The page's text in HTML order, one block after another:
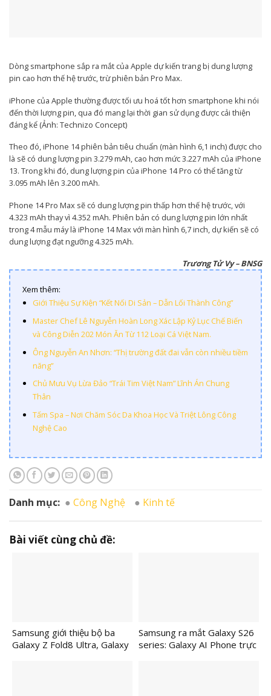
Dòng smartphone sắp ra mắt của Apple dự kiến trang bị dung lượng
pin cao hơn thế hệ trước, trừ phiên bản Pro Max.
iPhone của Apple thường được tối ưu hoá tốt hơn smartphone khi nói
đến thời lượng pin, qua đó mang lại thời gian sử dụng được cải thiện
đáng kể (Ảnh: Technizo Concept)
Theo đó, iPhone 14 phiên bản tiêu chuẩn (màn hình 6,1 inch) được cho
là sẽ có dung lượng pin 3.279 mAh, cao hơn mức 3.227 mAh của iPhone
13. Trong khi đó, dung lượng pin của iPhone 14 Pro có thể tăng từ
3.095 mAh lên 3.200 mAh.
Phone 14 Pro Max sẽ có dung lượng pin thấp hơn thế hệ trước, với
4.323 mAh thay vì 4.352 mAh. Phiên bản có dung lượng pin lớn nhất
trong 4 mẫu máy là iPhone 14 Max với màn hình 6,7 inch, dự kiến sẽ có
dung lượng đạt ngưỡng 4.325 mAh.
Trương Tử Vy – BNSG
Xem thêm:
Giới Thiệu Sự Kiện “Kết Nối Di Sản – Dẫn Lối Thành Công”
Master Chef Lê Nguyễn Hoàn Long Xác Lập Kỷ Lục Chế Biến
và Công Diễn 202 Món Ăn Từ 112 Loại Cá Việt Nam.
Ông Nguyễn An Nhơn: “Thị trường đất đai vẫn còn nhiều tiềm
năng”
Chủ Mưu Vụ Lừa Đảo “Trái Tim Việt Nam” Lĩnh Án Chung
Thân
Tấm Spa – Nơi Chăm Sóc Da Khoa Học Và Triệt Lông Công
Nghệ Cao
Danh mục: Công Nghệ Kinh tế
Bài viết cùng chủ đề:
Samsung giới thiệu bộ ba
Galaxy Z Fold8 Ultra, Galaxy
Samsung ra mắt Galaxy S26
series: Galaxy AI Phone trực